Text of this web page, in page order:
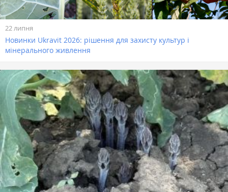
22 липня
Новинки Ukravit 2026: рішення для захисту культур і
мінерального живлення